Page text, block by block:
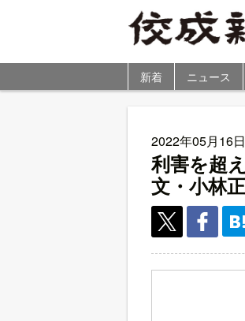
新着 ニュース
2022年05月16日
利害を超
文・小林